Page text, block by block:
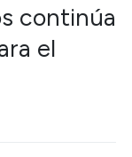
continúa
el